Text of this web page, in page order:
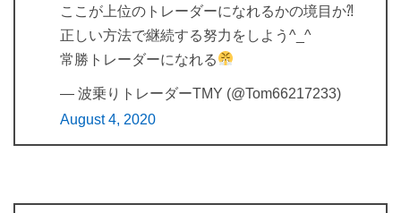
ここが上位のトレーダーになれるかの境目か⁈
正しい方法で継続する努力をしよう^_^
常勝トレーダーになれる
— 波乗りトレーダーTMY (@Tom66217233)
August 4, 2020